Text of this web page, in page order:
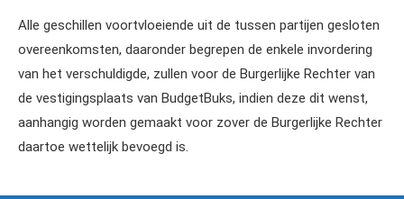
Alle geschillen voortvloeiende uit de tussen partijen gesloten
overeenkomsten, daaronder begrepen de enkele invordering
van het verschuldigde, zullen voor de Burgerlijke Rechter van
de vestigingsplaats van BudgetBuks, indien deze dit wenst,
aanhangig worden gemaakt voor zover de Burgerlijke Rechter
daartoe wettelijk bevoegd is.